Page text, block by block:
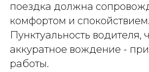
поездка должна
комфортом и спокойствием.
Пунктуальность водителя,
аккуратное вождение -
работы.